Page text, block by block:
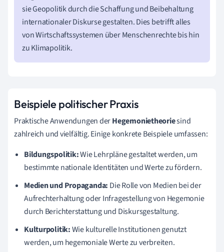
sie Geopolitik durch die Schaffung und Beibehaltung
internationaler Diskurse gestalten. Dies betrifft alles
von Wirtschaftssystemen über Menschenrechte bis hin
zu Klimapolitik.
Beispiele politischer Praxis
Praktische Anwendungen derHegemonietheoriesind
zahlreich und vielfältig. Einige konkrete Beispiele umfassen:
Bildungspolitik:Wie Lehrpläne gestaltet werden, um
bestimmte nationale Identitäten und Werte zu fördern.
Medien und Propaganda: Die Rolle von Medien bei der
Aufrechterhaltung oder Infragestellung von Hegemonie
durch Berichterstattung und Diskursgestaltung.
Kulturpolitik:Wie kulturelle Institutionen genutzt
werden, um hegemoniale Werte zu verbreiten.